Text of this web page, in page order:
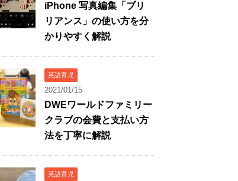
iPhone 写真編集「ブリ
リアンス」の使い方を分
かりやすく解説
英語育児
2021/01/15
DWEワールドファミリー
クラブの会費と支払い方
法を丁寧に解説
英語育児